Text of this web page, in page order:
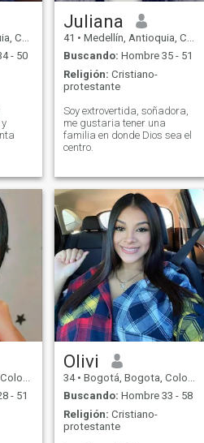
- 50
Juliana
41 • Medellín, Antioquia, Colombia
Buscando: Hombre 35 - 51
Religión: Cristiano-
protestante
Soy extrovertida, soñadora,
me gustaria tener una
familia en donde Dios sea el
centro.
- 51
Olivi
34 • Bogotá, Bogota, Colombia
Buscando: Hombre 33 - 58
Religión: Cristiano-
protestante